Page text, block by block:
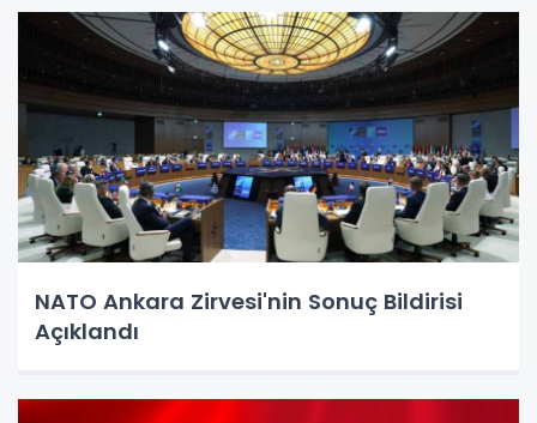
NATO Ankara Zirvesi'nin Sonuç Bildirisi
Açıklandı